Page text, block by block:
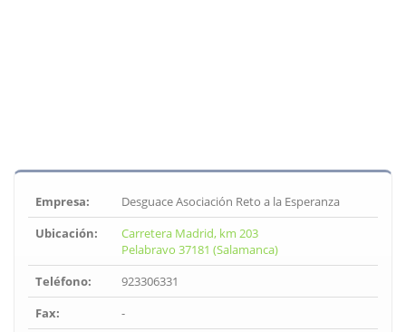
Empresa:
Desguace Asociación Reto a la Esperanza
Ubicación:
Carretera Madrid, km 203
Pelabravo 37181 (Salamanca)
Teléfono:
923306331
Fax:
-